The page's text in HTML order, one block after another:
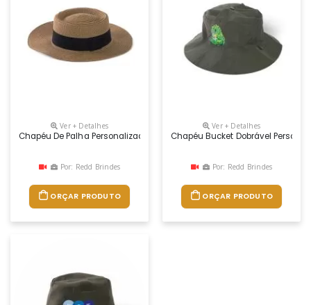
Ver + Detalhes
Chapéu De Palha Personalizado
Por: Redd Brindes
ORÇAR PRODUTO
Ver + Detalhes
Chapéu Bucket Dobrável
Por: Redd Brindes
ORÇAR PRODUTO